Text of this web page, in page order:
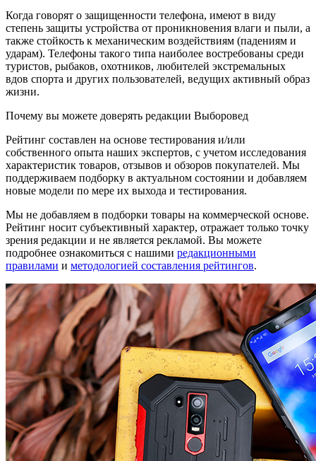
Когда говорят о защищенности телефона, имеют в виду
степень защиты устройства от проникновения влаги и пыли, а
также стойкость к механическим воздействиям (падениям и
ударам). Телефоны такого типа наиболее востребованы среди
туристов, рыбаков, охотников, любителей экстремальных
вдов спорта и других пользователей, ведущих активный образ
жизни.
Почему вы можете доверять редакции Выборовед
Рейтинг составлен на основе тестирования и/или
собственного опыта наших экспертов, с учетом исследования
характеристик товаров, отзывов и обзоров покупателей. Мы
поддерживаем подборку в актуальном состоянии и добавляем
новые модели по мере их выхода и тестирования.
Мы не добавляем в подборки товары на коммерческой основе.
Рейтинг носит субъективный характер, отражает только точку
зрения редакции и не является рекламой. Вы можете
подробнее ознакомиться с нашими редакционными
правилами и методологией составления рейтингов.